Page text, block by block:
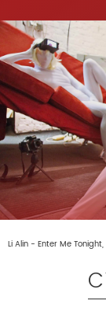
Li Alin - Enter Me